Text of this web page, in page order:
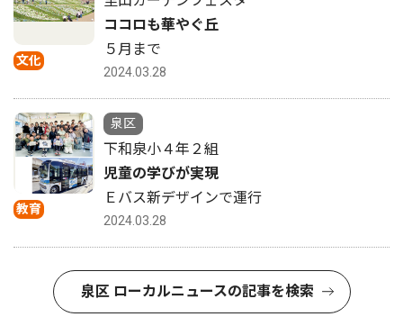
文化
ココロも華やぐ丘
５月まで
2024.03.28
教育
泉区
下和泉小４年２組
児童の学びが実現
Ｅバス新デザインで運行
2024.03.28
泉区 ローカルニュースの記事を検索